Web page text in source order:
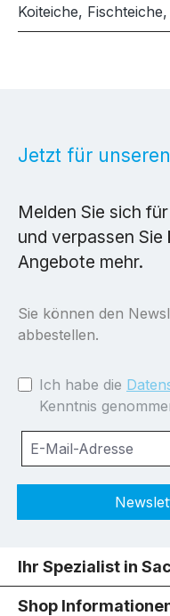
Koiteiche,
Jetzt für
Melden Sie sich
und verpassen
Angebote mehr.
Sie können den
abbestellen.
Ich habe die
Kenntnis
Ihr Spezialist in
Shop